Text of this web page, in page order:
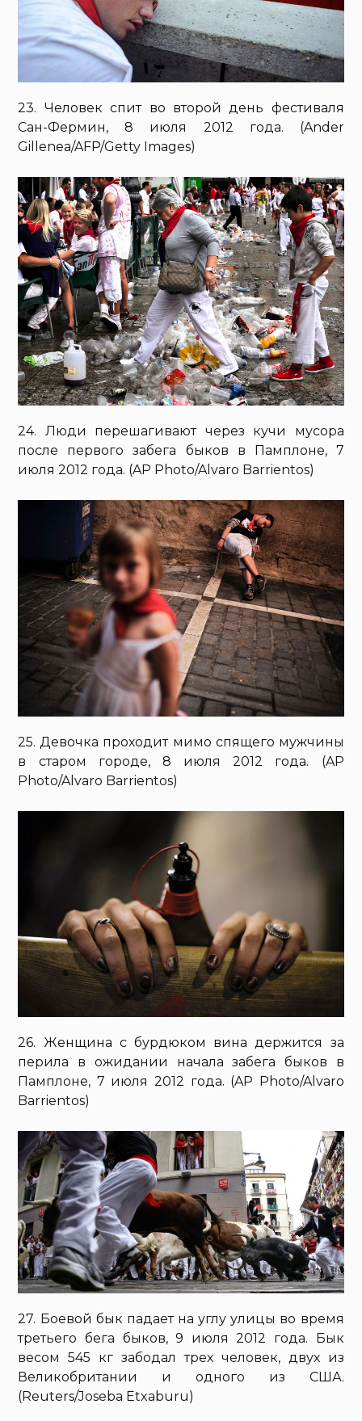
23. Человек спит во второй день фестиваля
Сан-Фермин, 8 июля 2012 года. (Ander
Gillenea/AFP/Getty Images)
24. Люди перешагивают через кучи мусора
после первого забега быков в Памплоне, 7
июля 2012 года. (AP Photo/Alvaro Barrientos)
25. Девочка проходит мимо спящего мужчины
в старом городе, 8 июля 2012 года. (AP
Photo/Alvaro Barrientos)
26. Женщина с бурдюком вина держится за
перила в ожидании начала забега быков в
Памплоне, 7 июля 2012 года. (AP Photo/Alvaro
Barrientos)
27. Боевой бык падает на углу улицы во время
третьего бега быков, 9 июля 2012 года. Бык
весом 545 кг забодал трех человек, двух из
Великобритании и одного из США.
(Reuters/Joseba Etxaburu)